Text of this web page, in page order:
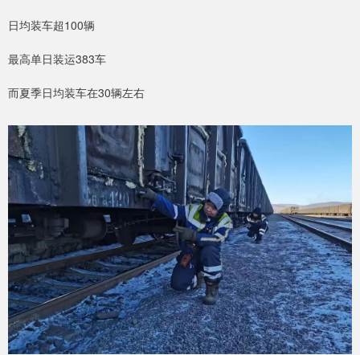
日均装车超100辆
最高单日装运383车
而夏季日均装车在30辆左右